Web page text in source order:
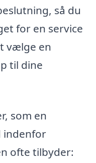
så du
for en service
vælge en
til dine
som en
indenfor
ofte tilbyder: